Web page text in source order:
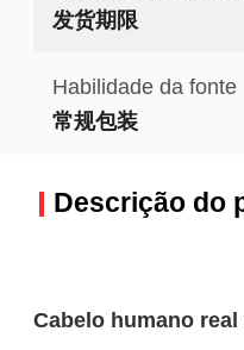
发货期限
Habilidade da fonte
常规包装
Descrição do
Cabelo humano